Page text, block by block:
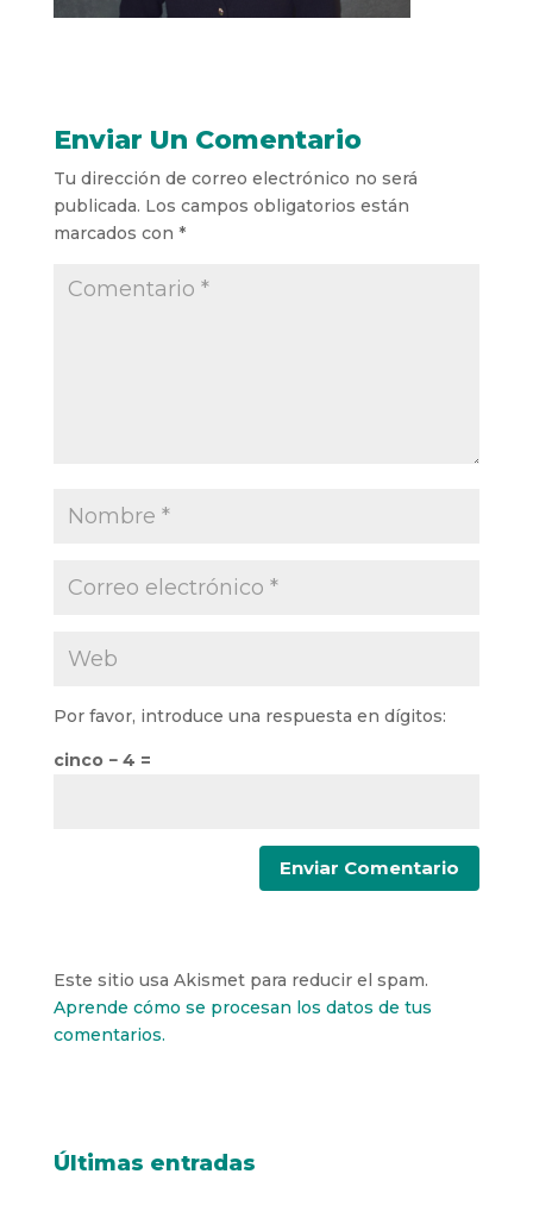
Enviar Un Comentario
Tu dirección de correo electrónico no será
publicada. Los campos obligatorios están
marcados con *
Por favor, introduce una respuesta en dígitos:
cinco − 4 =
Este sitio usa Akismet para reducir el spam.
Aprende cómo se procesan los datos de tus
comentarios.
Últimas entradas